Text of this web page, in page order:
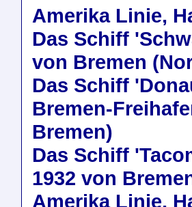
Amerika Linie,
Das Schiff
von Bremen
Das Schiff
Bremen-
Bremen)
Das Schiff
1932 von
Amerika Linie,